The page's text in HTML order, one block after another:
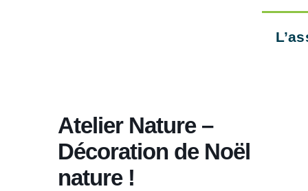
Atelier Nature –
Décoration de Noël
nature !